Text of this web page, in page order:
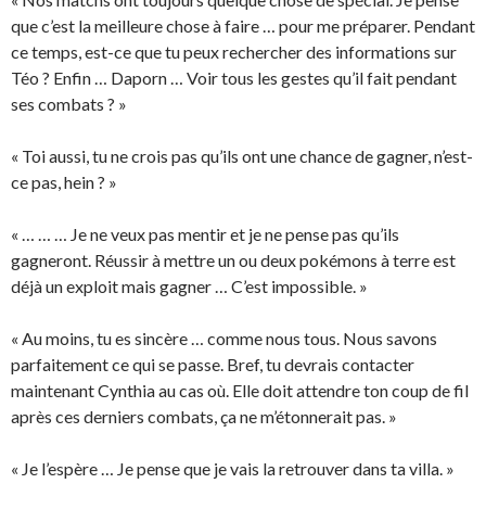
que c’est la meilleure chose à faire … pour me préparer. Pendant
ce temps, est-ce que tu peux rechercher des informations sur
Téo ? Enfin … Daporn … Voir tous les gestes qu’il fait pendant
ses combats ? »
« Toi aussi, tu ne crois pas qu’ils ont une chance de gagner, n’est-
ce pas, hein ? »
« … … … Je ne veux pas mentir et je ne pense pas qu’ils
gagneront. Réussir à mettre un ou deux pokémons à terre est
déjà un exploit mais gagner … C’est impossible. »
« Au moins, tu es sincère … comme nous tous. Nous savons
parfaitement ce qui se passe. Bref, tu devrais contacter
maintenant Cynthia au cas où. Elle doit attendre ton coup de fil
après ces derniers combats, ça ne m’étonnerait pas. »
« Je l’espère … Je pense que je vais la retrouver dans ta villa. »